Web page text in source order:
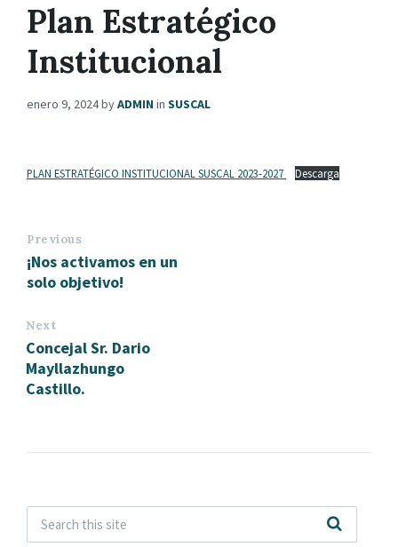
Plan Estratégico
Institucional
enero 9, 2024byADMIN in SUSCAL
PLAN ESTRATÉGICO INSTITUCIONAL SUSCAL 2023-2027 Descarga
Previous
¡Nos activamos en un
solo objetivo!
Next
Concejal Sr. Dario
Mayllazhungo
Castillo.